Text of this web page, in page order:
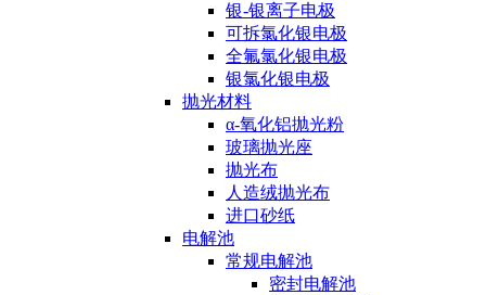
银-银离子电极
可拆氯化银电极
全氟氯化银电极
银氯化银电极
抛光材料
α-氧化铝抛光粉
玻璃抛光座
抛光布
人造绒抛光布
进口砂纸
电解池
常规电解池
密封电解池